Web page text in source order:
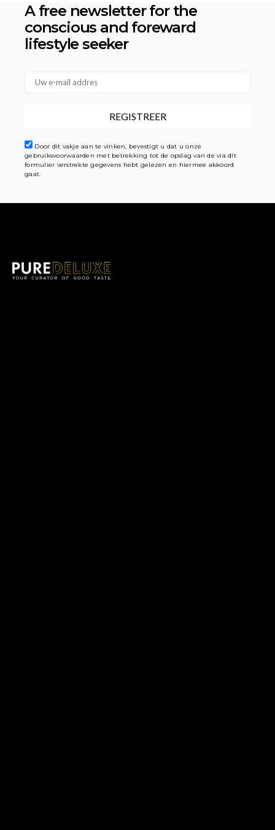
A free newsletter for the
conscious and foreward
lifestyle seeker
Door dit vakje aan te vinken, bevestigt u dat u onze
gebruiksvoorwaarden met betrekking tot de opslag van de via dit
formulier verstrekte gegevens hebt gelezen en hiermee akkoord
gaat.